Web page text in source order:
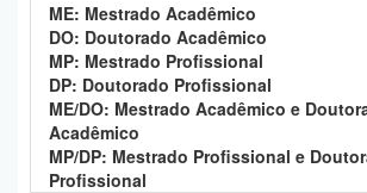
ME: Mestrado Acadêmico
DO: Doutorado Acadêmico
MP: Mestrado Profissional
DP: Doutorado Profissional
ME/DO: Mestrado Acadêmico e
Acadêmico
MP/DP: Mestrado Profissional e
Profissional